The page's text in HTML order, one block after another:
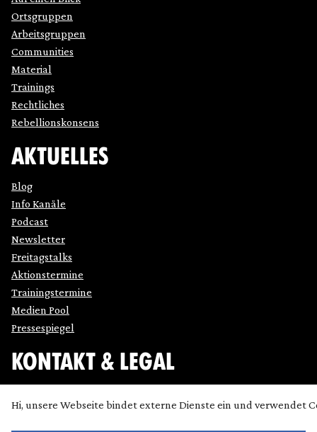
Ortsgruppen
Arbeitsgruppen
Communities
Material
Trainings
Rechtliches
Rebellionskonsens
AKTUELLES
Blog
Info Kanäle
Podcast
Newsletter
Freitagstalks
Aktionstermine
Trainingstermine
Medien Pool
Pressespiegel
KONTAKT & LEGAL
Datenschutz
Hi, unsere Webseite bindet externe Dienste ein und verwendet